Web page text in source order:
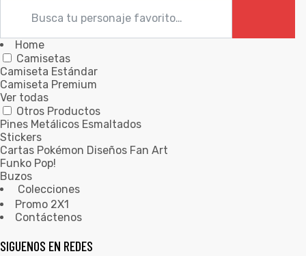
Home
Camisetas
Camiseta Estándar
Camiseta Premium
Ver todas
Otros Productos
Pines Metálicos Esmaltados
Stickers
Cartas Pokémon Diseños Fan Art
Funko Pop!
Buzos
Colecciones
Promo 2X1
Contáctenos
SIGUENOS EN REDES